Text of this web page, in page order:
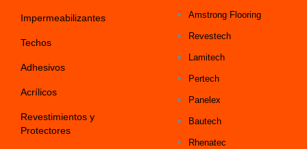
Impermeabilizantes
Techos
Adhesivos
Acrílicos
Revestimientos y
Protectores
Amstrong Flooring
Revestech
Lamitech
Pertech
Panelex
Bautech
Rhenatec